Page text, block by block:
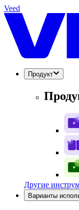
Veed
Продукт
Другие
Варианты